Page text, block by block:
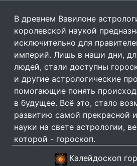
В древнем Вавилоне
королевской наукой
исключительно для
империй. Лишь в наши дни,
людей, стали доступны
и другие астрологические
помогающие понять
в будущее. Всё это, стало
развитию самой прекрасной
науки на свете астрологии,
которой - гороскоп.
Калейдоскоп